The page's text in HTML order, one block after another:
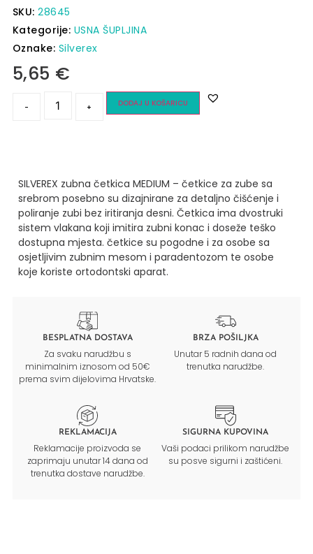
SKU:28645
Kategorije: USNA ŠUPLJINA
Oznake: Silverex
5,65 €
- + DODAJ U KOŠARICU
SILVEREX zubna četkica MEDIUM – četkice za zube sa
srebrom posebno su dizajnirane za detaljno čišćenje i
poliranje zubi bez iritiranja desni. Četkica ima dvostruki
sistem vlakana koji imitira zubni konac i doseže teško
dostupna mjesta. četkice su pogodne i za osobe sa
osjetljivim zubnim mesom i paradentozom te osobe
koje koriste ortodontski aparat.
BESPLATNA DOSTAVA
Za svaku narudžbu s
minimalnim iznosom od 50€
prema svim dijelovima Hrvatske.
BRZA POŠILJKA
Unutar 5 radnih dana od
trenutka narudžbe.
REKLAMACIJA
Reklamacije proizvoda se
zaprimaju unutar 14 dana od
trenutka dostave narudžbe.
SIGURNA KUPOVINA
Vaši podaci prilikom narudžbe
su posve sigurni i zaštićeni.